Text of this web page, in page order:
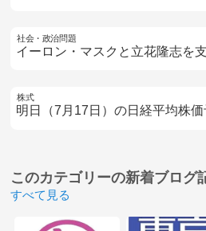
社会・政治問題
イーロン・マスクと立花隆志を
株式
明日（7月17日）の日経平均株価
このカテゴリーの新着ブログ
すべて見る